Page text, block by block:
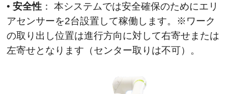
•安全性 ： 本システムでは安全確保のためにエリ
アセンサーを2台設置して稼働します。※ワーク
の取り出し位置は進行方向に対して右寄せまたは
左寄せとなります（センター取りは不可）。